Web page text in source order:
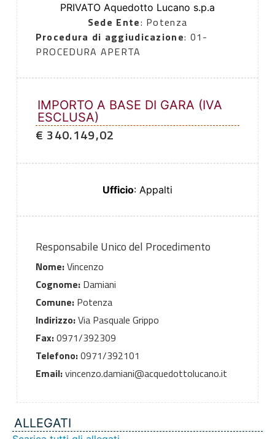
PRIVATO Aquedotto Lucano s.p.a
Sede Ente: Potenza
Procedura di aggiudicazione: 01-
PROCEDURA APERTA
IMPORTO A BASE DI GARA (IVA
ESCLUSA)
€ 340.149,02
Ufficio: Appalti
Responsabile Unico del Procedimento
Nome:Vincenzo
Cognome:Damiani
Comune:Potenza
Indirizzo:Via Pasquale Grippo
Fax:0971/392309
Telefono:0971/392101
Email:vincenzo.damiani@acquedottolucano.it
ALLEGATI